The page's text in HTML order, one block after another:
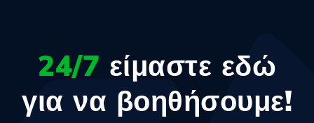
24/7 είμαστε εδώ
για να βοηθήσουμε!